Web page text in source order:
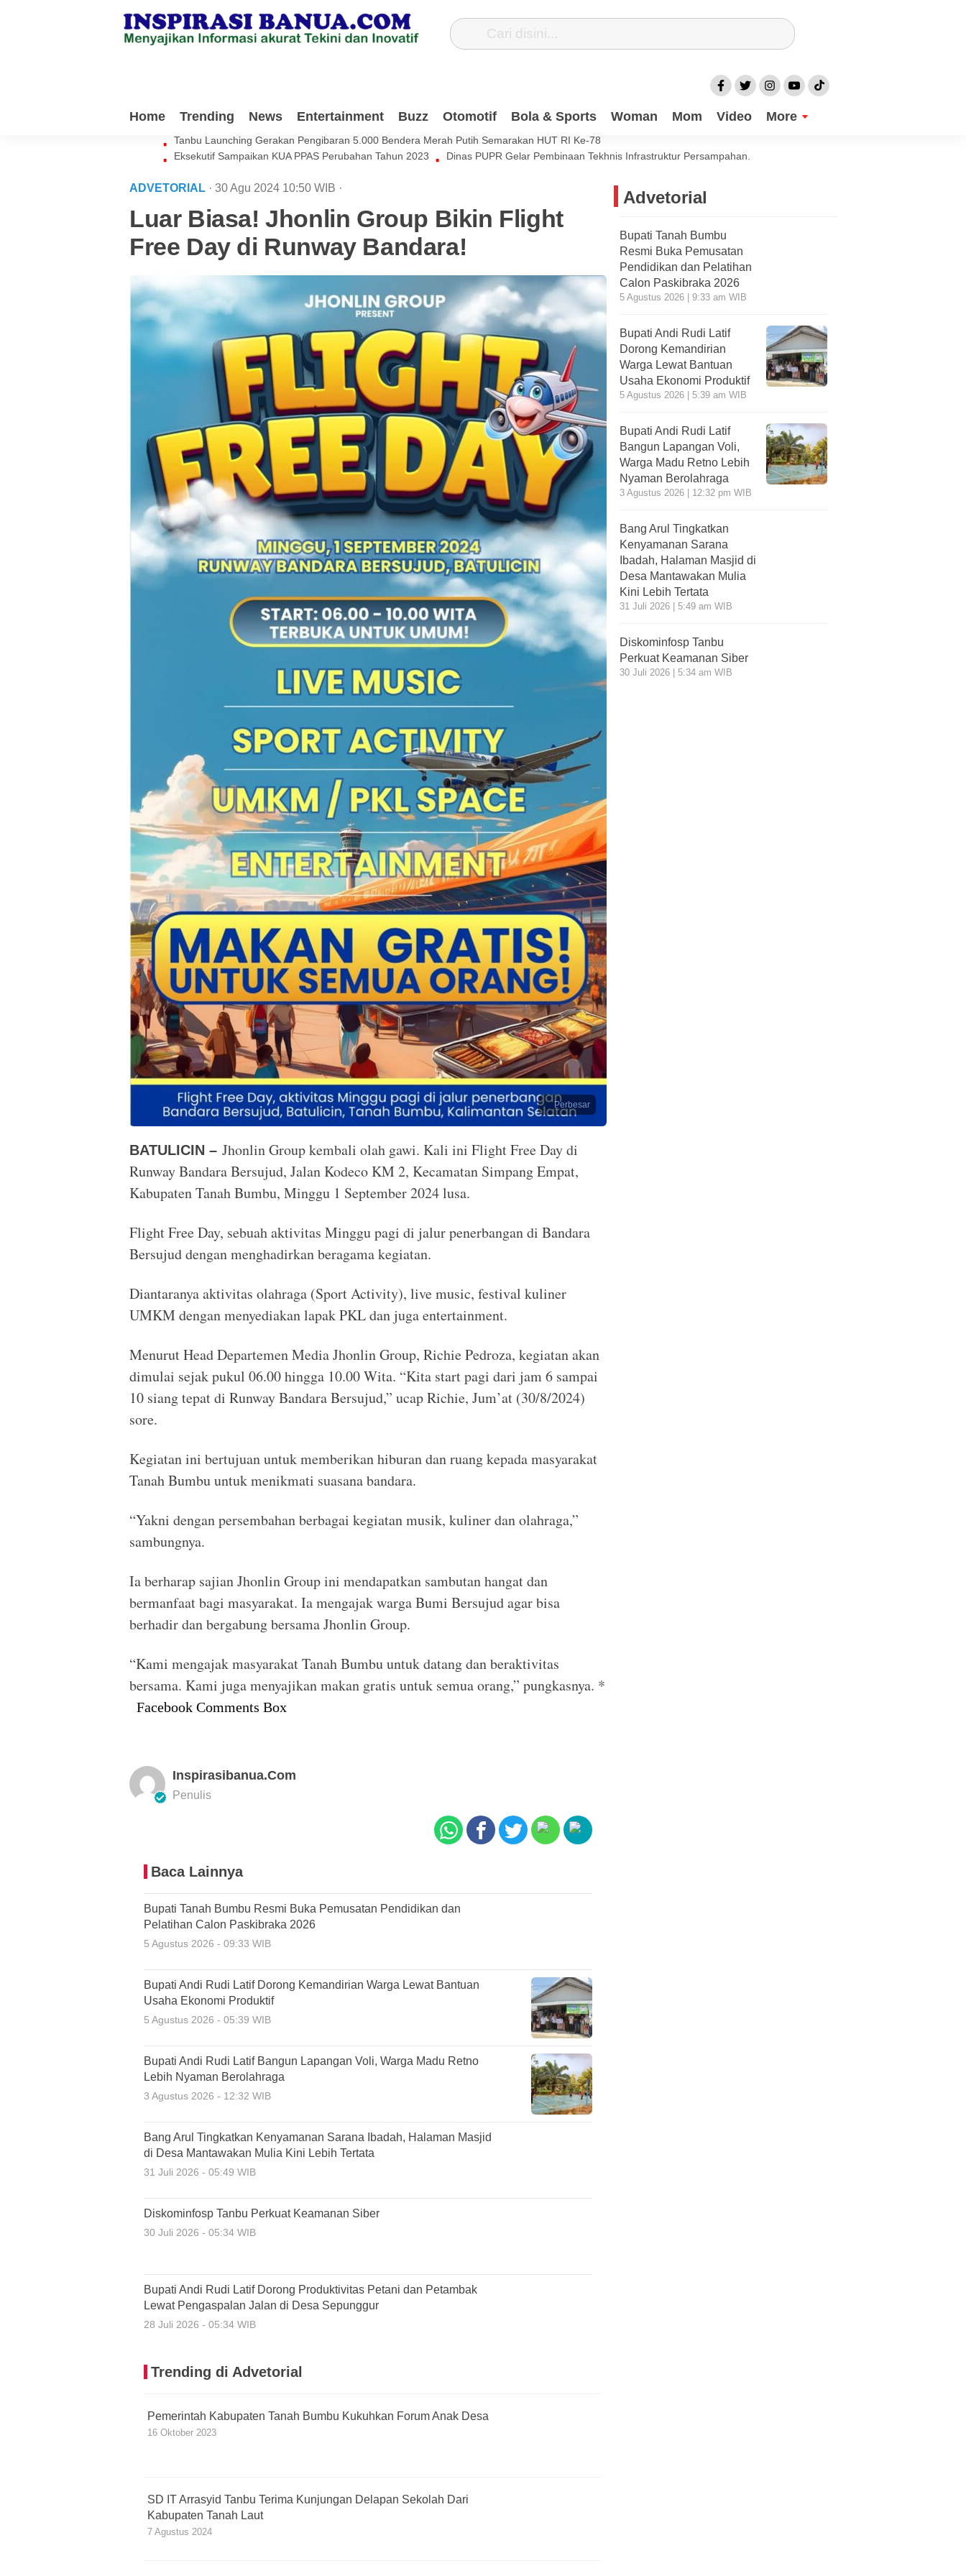
Home Trending News Entertainment Buzz Otomotif Bola & Sports Woman Mom Video More
Waket DPRD Tanbu Sebut Generasi Muda Harus Ikut Berkontribusi Untuk Negeri
Tanbu Launching Gerakan Pengibaran 5.000 Bendera Merah Putih Semarakan HUT RI Ke-78
Eksekutif Sampaikan KUA PPAS Perubahan Tahun 2023
Dinas PUPR Gelar Pembinaan Tekhnis Infrastruktur Persampahan.
ADVETORIAL · 30 Agu 2024 10:50 WIB ·
Luar Biasa! Jhonlin Group Bikin Flight
Free Day di Runway Bandara!
Perbesar
BATULICIN – Jhonlin Group kembali olah gawi. Kali ini Flight Free Day di
Runway Bandara Bersujud, Jalan Kodeco KM 2, Kecamatan Simpang Empat,
Kabupaten Tanah Bumbu, Minggu 1 September 2024 lusa.
Flight Free Day, sebuah aktivitas Minggu pagi di jalur penerbangan di Bandara
Bersujud dengan menghadirkan beragama kegiatan.
Diantaranya aktivitas olahraga (Sport Activity), live music, festival kuliner
UMKM dengan menyediakan lapak PKL dan juga entertainment.
Menurut Head Departemen Media Jhonlin Group, Richie Pedroza, kegiatan akan
dimulai sejak pukul 06.00 hingga 10.00 Wita. “Kita start pagi dari jam 6 sampai
10 siang tepat di Runway Bandara Bersujud,” ucap Richie, Jum’at (30/8/2024)
sore.
Kegiatan ini bertujuan untuk memberikan hiburan dan ruang kepada masyarakat
Tanah Bumbu untuk menikmati suasana bandara.
“Yakni dengan persembahan berbagai kegiatan musik, kuliner dan olahraga,”
sambungnya.
Ia berharap sajian Jhonlin Group ini mendapatkan sambutan hangat dan
bermanfaat bagi masyarakat. Ia mengajak warga Bumi Bersujud agar bisa
berhadir dan bergabung bersama Jhonlin Group.
“Kami mengajak masyarakat Tanah Bumbu untuk datang dan beraktivitas
bersama. Kami juga menyajikan makan gratis untuk semua orang,” pungkasnya. *
Facebook Comments Box
Inspirasibanua.com
Penulis
Baca Lainnya
Bupati Tanah Bumbu Resmi Buka Pemusatan Pendidikan dan
Pelatihan Calon Paskibraka 2026
5 Agustus 2026 - 09:33 WIB
Bupati Andi Rudi Latif Dorong Kemandirian Warga Lewat Bantuan
Usaha Ekonomi Produktif
5 Agustus 2026 - 05:39 WIB
Bupati Andi Rudi Latif Bangun Lapangan Voli, Warga Madu Retno
Lebih Nyaman Berolahraga
3 Agustus 2026 - 12:32 WIB
Bang Arul Tingkatkan Kenyamanan Sarana Ibadah, Halaman Masjid
di Desa Mantawakan Mulia Kini Lebih Tertata
31 Juli 2026 - 05:49 WIB
Diskominfosp Tanbu Perkuat Keamanan Siber
30 Juli 2026 - 05:34 WIB
Bupati Andi Rudi Latif Dorong Produktivitas Petani dan Petambak
Lewat Pengaspalan Jalan di Desa Sepunggur
28 Juli 2026 - 05:34 WIB
Trending di Advetorial
Pemerintah Kabupaten Tanah Bumbu Kukuhkan Forum Anak Desa
16 Oktober 2023
SD IT Arrasyid Tanbu Terima Kunjungan Delapan Sekolah Dari
Kabupaten Tanah Laut
7 Agustus 2024
Advetorial
Bupati Tanah Bumbu
Resmi Buka Pemusatan
Pendidikan dan Pelatihan
Calon Paskibraka 2026
5 Agustus 2026 | 9:33 am WIB
Bupati Andi Rudi Latif
Dorong Kemandirian
Warga Lewat Bantuan
Usaha Ekonomi Produktif
5 Agustus 2026 | 5:39 am WIB
Bupati Andi Rudi Latif
Bangun Lapangan Voli,
Warga Madu Retno Lebih
Nyaman Berolahraga
3 Agustus 2026 | 12:32 pm WIB
Bang Arul Tingkatkan
Kenyamanan Sarana
Ibadah, Halaman Masjid di
Desa Mantawakan Mulia
Kini Lebih Tertata
31 Juli 2026 | 5:49 am WIB
Diskominfosp Tanbu
Perkuat Keamanan Siber
30 Juli 2026 | 5:34 am WIB